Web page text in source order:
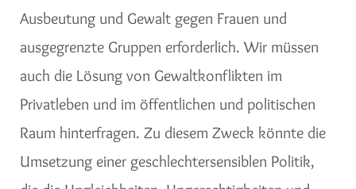
Ausbeutung und Gewalt gegen Frauen und
ausgegrenzte Gruppen erforderlich. Wir müssen
auch die Lösung von Gewaltkonflikten im
Privatleben und im öffentlichen und politischen
Raum hinterfragen. Zu diesem Zweck könnte die
Umsetzung einer geschlechtersensiblen Politik,